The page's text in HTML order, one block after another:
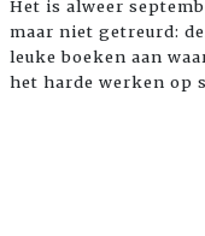
Het is alweer
maar niet getreurd:
leuke boeken aan
het harde werken op